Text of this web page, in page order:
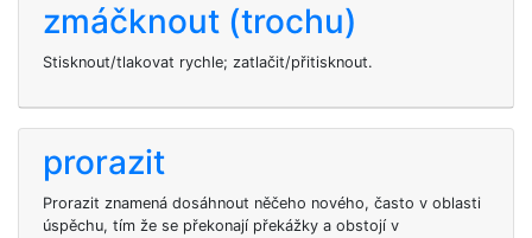
zmáčknout (trochu)
Stisknout/tlakovat rychle; zatlačit/přitisknout.
prorazit
Prorazit znamená dosáhnout něčeho nového, často v oblasti
úspěchu, tím že se překonají překážky a obstojí v